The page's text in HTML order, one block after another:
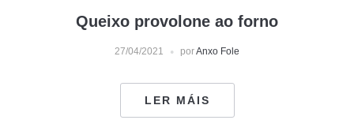
Queixo provolone ao forno
27/04/2021 porAnxo Fole
LER MÁIS